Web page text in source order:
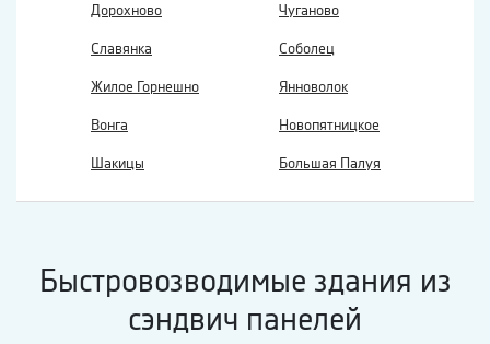
Дорохново Чуганово
Славянка Соболец
Жилое Горнешно Янноволок
Вонга Новопятницкое
Шакицы Большая Палуя
Быстровозводимые здания из
сэндвич панелей